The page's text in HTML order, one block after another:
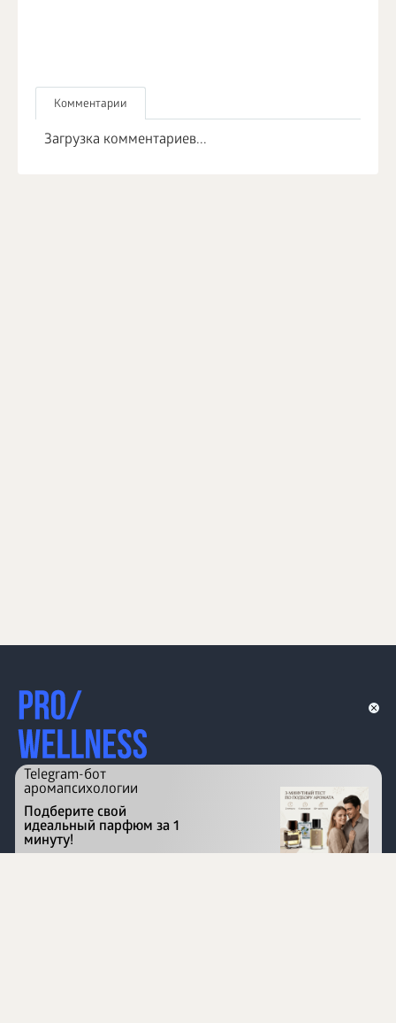
Комментарии
Загрузка комментариев...
Перейти на сайт
Telegram-бот
аромапсихологии
Подберите свой
идеальный парфюм за 1
минуту!